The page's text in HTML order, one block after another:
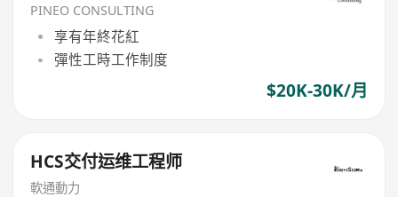
PINEO CONSULTING
享有年終花紅
彈性工時工作制度
$20K-30K/月
HCS交付运维工程师
軟通動力